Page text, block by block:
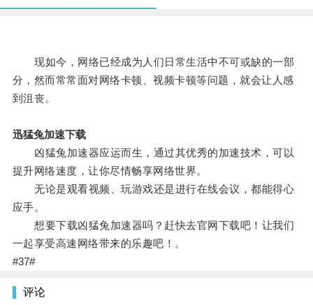
现如今，网络已经成为人们日常生活中不可或缺的一部
分，然而常常面对网络卡顿、视频卡顿等问题，就会让人感
到沮丧。
迅猛兔加速下载
凶猛兔加速器应运而生，通过其优秀的加速技术，可以
提升网络速度，让你尽情畅享网络世界。
无论是观看视频、玩游戏还是进行在线会议，都能得心
应手。
想要下载凶猛兔加速器吗？赶快去官网下载吧！让我们
一起享受高速网络带来的乐趣吧！。
#37#
评论